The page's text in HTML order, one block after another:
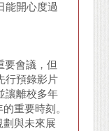
能開心度過
要會議，但
行預錄影片
讓離校多年
重要時刻。
與未來展